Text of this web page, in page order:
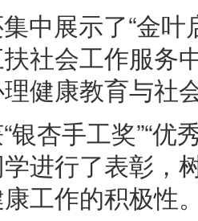
中展示了“金叶
社会工作服务
健康教育与社
银杏手工奖”“优
进行了表彰，
工作的积极性